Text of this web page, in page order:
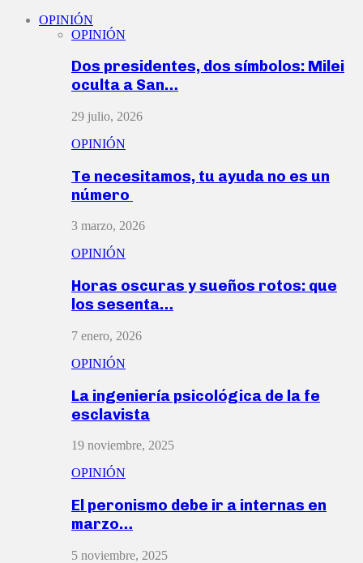
OPINIÓN
OPINIÓN
Dos presidentes, dos símbolos: Milei
oculta a San…
29 julio, 2026
OPINIÓN
Te necesitamos, tu ayuda no es un
número
3 marzo, 2026
OPINIÓN
Horas oscuras y sueños rotos: que
los sesenta…
7 enero, 2026
OPINIÓN
La ingeniería psicológica de la fe
esclavista
19 noviembre, 2025
OPINIÓN
El peronismo debe ir a internas en
marzo…
5 noviembre, 2025